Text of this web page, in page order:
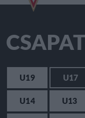
U19 U17
U14
U13